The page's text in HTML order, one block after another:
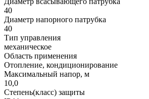
40
Диаметр напорного патрубка
40
Тип управления
механическое
Область применения
Отопление, кондиционирование
Максимальный напор, м
10,0
Степень(класс) защиты